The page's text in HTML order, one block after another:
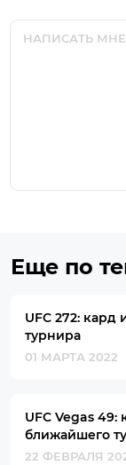
Еще по
UFC 272:
турнира
01 МАРТА 2022
UFC Vegas
ближайшего
22 ФЕВРАЛЯ